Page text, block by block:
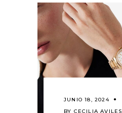
JUNIO 18, 2024
BY CECILIA AVILES